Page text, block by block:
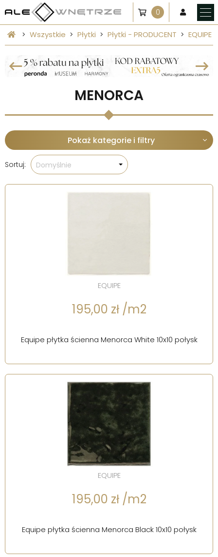
0
Wszystkie Płytki Płytki - PRODUCENT EQUIPE
MENORCA
Pokaż kategorie i filtry
Sortuj: Domyślnie
EQUIPE
195,00 zł /m2
Equipe płytka ścienna Menorca White 10x10 połysk
EQUIPE
195,00 zł /m2
Equipe płytka ścienna Menorca Black 10x10 połysk